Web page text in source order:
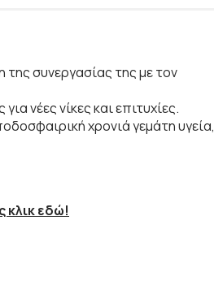
της συνεργασίας της με τον
νέες νίκες και επιτυχίες.
χρονιά γεμάτη υγεία,
κλικ εδώ!